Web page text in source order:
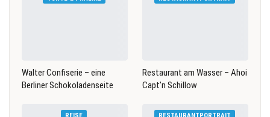
Walter Confiserie – eine
Berliner Schokoladenseite
Restaurant am Wasser – Ahoi
Capt’n Schillow